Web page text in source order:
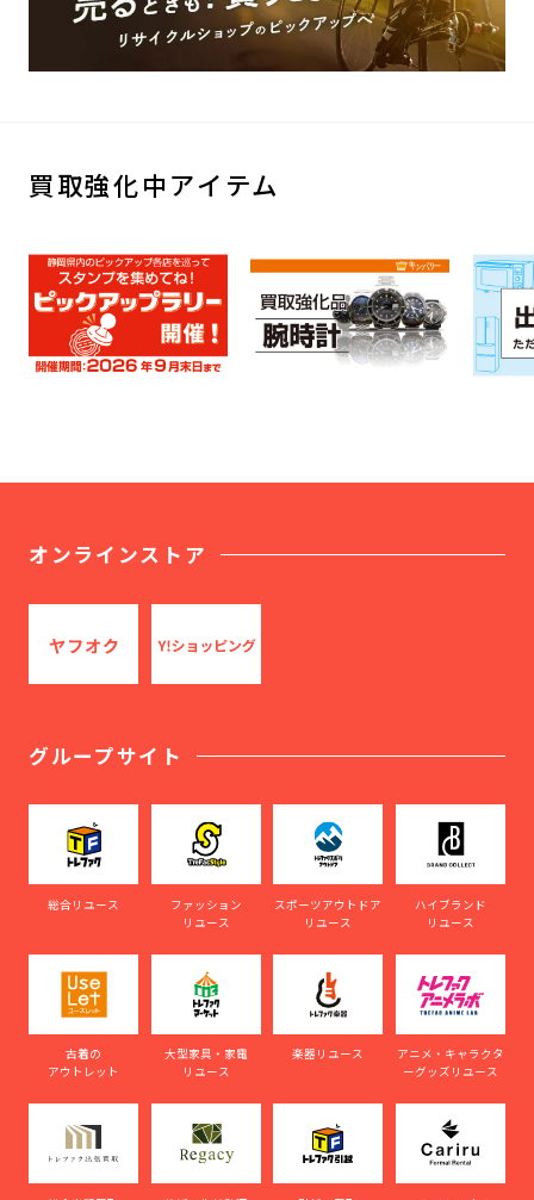
買取強化中アイテム
オンラインストア
グループサイト
総合リユース
ファッション
リユース
スポーツアウトドア
リユース
ハイブランド
リユース
古着の
アウトレット
大型家具・家電
リユース
楽器リユース
アニメ・キャラクタ
ーグッズリユース